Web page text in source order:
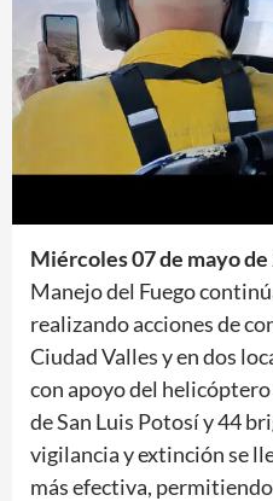
Miércoles 07 de mayo de
Manejo del Fuego
realizando acciones de
Ciudad Valles y en dos
con apoyo del
de San Luis Potosí y 44
vigilancia y extinción se
más efectiva,